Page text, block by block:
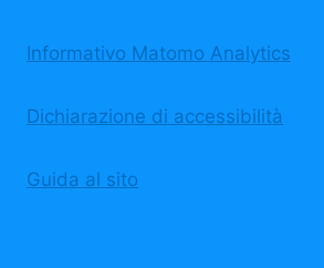
Informativo Matomo Analytics
Dichiarazione di accessibilità
Guida al sito